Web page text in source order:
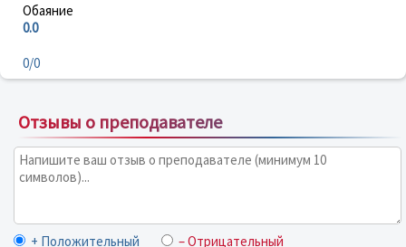
Обаяние
0.0
0/0
Отзывы о преподавателе
+ Положительный – Отрицательный